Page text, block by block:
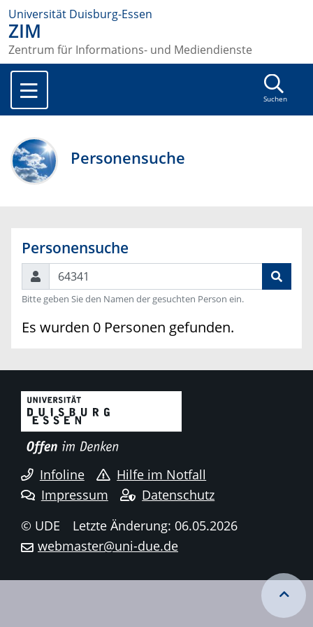
Universität Duisburg-Essen
ZIM
Zentrum für Informations- und Mediendienste
Suchen
Personensuche
Personensuche
Suchen
Bitte geben Sie den Namen der gesuchten Person ein.
Es wurden 0 Personen gefunden.
Infoline
Hilfe im Notfall
Impressum
Datenschutz
© UDE
Letzte Änderung: 06.05.2026
webmaster@uni-due.de